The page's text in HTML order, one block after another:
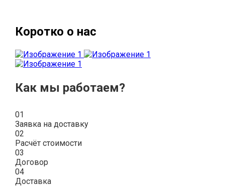
Коротко о нас
Как мы работаем?
01
Заявка на доставку
02
Расчёт стоимости
03
Договор
04
Доставка